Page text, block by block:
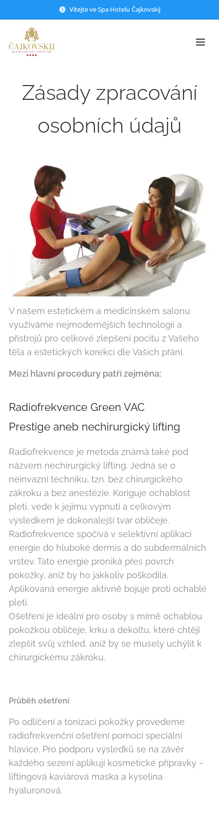
Vítejte ve Spa Hotelu Čajkovskij
Zásady zpracování
osobních údajů
V našem estetickém a medicínském salonu
využíváme nejmodernějších technologií a
přístrojů pro celkové zlepšení pocitu z Vašeho
těla a estetických korekcí dle Vašich přání.
Mezi hlavní procedury patří zejména:
Radiofrekvence Green VAC
Prestige aneb nechirurgický lifting
Radiofrekvence je metoda známá také pod
názvem nechirurgický lifting. Jedná se o
neinvazní techniku, tzn. bez chirurgického
zákroku a bez anestézie. Koriguje ochablost
pleti, vede k jejímu vypnutí a celkovým
výsledkem je dokonalejší tvar obličeje.
Radiofrekvence spočívá v selektivní aplikaci
energie do hluboké dermis a do subdermálních
vrstev. Tato energie proniká přes povrch
pokožky, aniž by ho jakkoliv poškodila.
Aplikovaná energie aktivně bojuje proti ochablé
pleti.
Ošetření je ideální pro osoby s mírně ochablou
pokožkou obličeje, krku a dekoltu, které chtějí
zlepšit svůj vzhled, aniž by se musely uchýlit k
chirurgickému zákroku.
Průběh ošetření
Po odlíčení a tonizaci pokožky provedeme
radiofrekvenční ošetření pomocí speciální
hlavice. Pro podporu výsledků se na závěr
každého sezení aplikují kosmetické přípravky −
liftingová kaviárová maska a kyselina
hyaluronová.